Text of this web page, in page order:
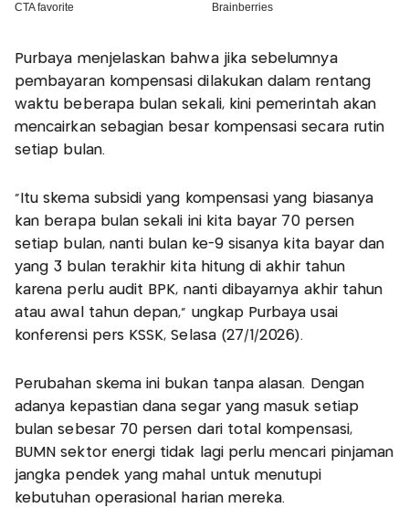
Purbaya menjelaskan bahwa jika sebelumnya
pembayaran kompensasi dilakukan dalam rentang
waktu beberapa bulan sekali, kini pemerintah akan
mencairkan sebagian besar kompensasi secara rutin
setiap bulan.
"Itu skema subsidi yang kompensasi yang biasanya
kan berapa bulan sekali ini kita bayar 70 persen
setiap bulan, nanti bulan ke-9 sisanya kita bayar dan
yang 3 bulan terakhir kita hitung di akhir tahun
karena perlu audit BPK, nanti dibayarnya akhir tahun
atau awal tahun depan," ungkap Purbaya usai
konferensi pers KSSK, Selasa (27/1/2026).
Perubahan skema ini bukan tanpa alasan. Dengan
adanya kepastian dana segar yang masuk setiap
bulan sebesar 70 persen dari total kompensasi,
BUMN sektor energi tidak lagi perlu mencari pinjaman
jangka pendek yang mahal untuk menutupi
kebutuhan operasional harian mereka.